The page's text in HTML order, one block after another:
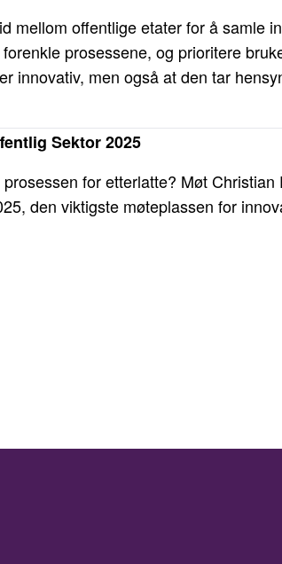
mellom offentlige etater for å samle
prosessene, og prioritere
innovativ, men også at den tar
Sektor 2025
for etterlatte? Møt
den viktigste møteplassen for